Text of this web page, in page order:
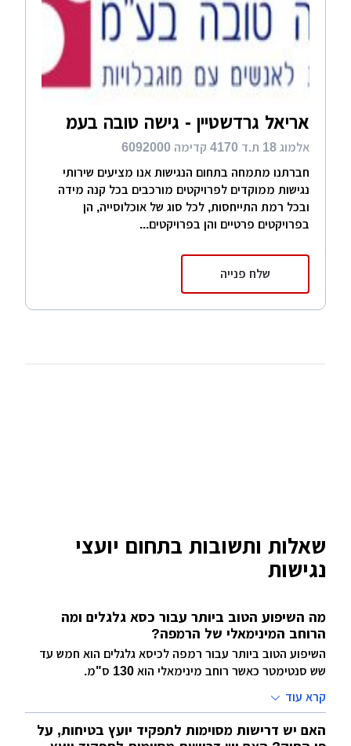
אריאל גרדשטיין - גישה טובה בעמ
אלמוג 18 ת.ד 4170 קדימה 6092000
חברתנו מתמחה בתחום הנגישות אנו מציעים שירותי
נגישות ממוקדים לפרויקטים מורכבים בכל קנה מידה
ובכל רמת התייחסות, לכל סוג של אוכלוסייה, הן
בפרויקטים פרטיים והן בפרויקטים...
שלח פנייה
שאלות ותשובות בתחום יועצי
נגישות
מה השיפוע הטוב ביותר עבור כסא גלגלים ומה
הרוחב המינימאלי של הרמפה?
השיפוע הטוב ביותר עבור רמפה לכיסא גלגלים הוא חמש עד
שש סנטימטר כאשר רוחב מינימאלי הוא 130 ס"מ.
קרא עוד
האם יש דרישות מסוימות לתפקיד יועץ בטיחות, על